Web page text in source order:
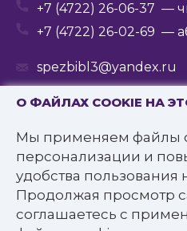
О ФАЙЛАХ COOKIE НА
Мы применяем файлы
персонализации и
удобства
Продолжая просмотр
соглашаетесь с
+7 (4722) 26-06-37 —
+7 (4722) 26-02-69 —
spezbibl3@yandex.ru
© 2016—2022
учреждение культуры
«Белгородская
библиотека для слепых